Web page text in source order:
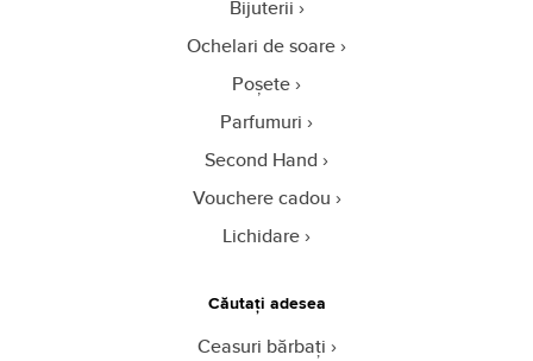
Bijuterii
Ochelari de soare
Poșete
Parfumuri
Second Hand
Vouchere cadou
Lichidare
Căutați adesea
Ceasuri bărbați